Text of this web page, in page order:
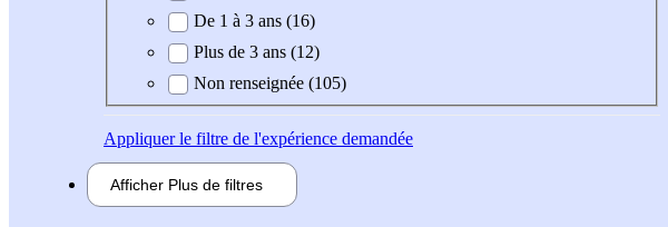
De 1 à 3 ans (16)
Plus de 3 ans (12)
Non renseignée (105)
Appliquerle filtre de l'expérience demandée
Afficher Plus de filtres